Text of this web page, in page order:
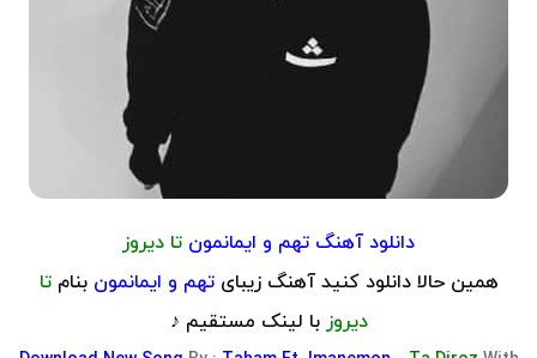
دانلود آهنگ تهم و ایمانمون تا دیروز
همین حالا دانلود کنید آهنگ زیبایتهم و ایمانمون بنامتا
دیروز با لینک مستقیم ♪